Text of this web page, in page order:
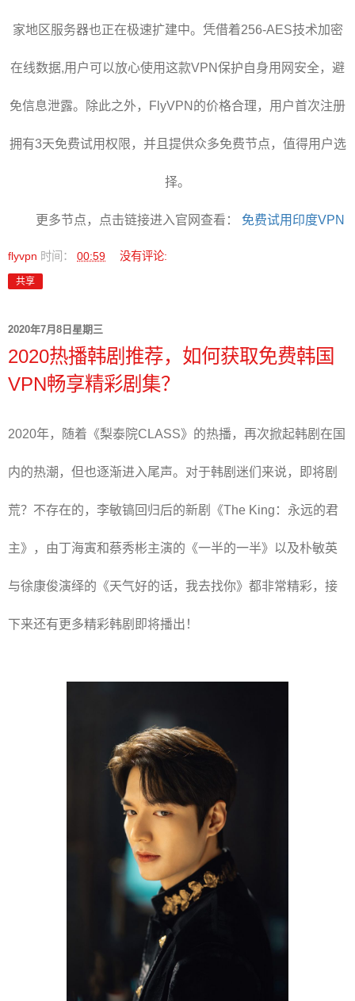
家地区服务器也正在极速扩建中。凭借着256-AES技术加密
在线数据,用户可以放心使用这款VPN保护自身用网安全，避
免信息泄露。除此之外，FlyVPN的价格合理，用户首次注册
拥有3天免费试用权限，并且提供众多免费节点，值得用户选
择。
更多节点，点击链接进入官网查看： 免费试用印度VPN
flyvpn 时间： 00:59 没有评论:
共享
2020年7月8日星期三
2020热播韩剧推荐，如何获取免费韩国
VPN畅享精彩剧集？
2020年，随着《梨泰院CLASS》的热播，再次掀起韩剧在国
内的热潮，但也逐渐进入尾声。对于韩剧迷们来说，即将剧
荒？不存在的，李敏镐回归后的新剧 《The King：永远的君
主》 ，由丁海寅和蔡秀彬主演的《一半的一半》以及朴敏英
与徐康俊演绎的 《天气好的话，我去找你》都非常精彩， 接
下来还有更多精彩韩剧即将播出！